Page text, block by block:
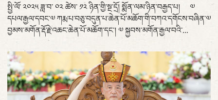
སྤྱི་ལོ་ ༢༠༢༥ ཟླ་བ་ ༠༢ ཚེས་ ༡༢ ཉིན་གྱི་སྔ་དྲོ། སྨོན་ལམ་ཉིན་བརྒྱད་པ། ༧
དཔལ་རྒྱལ་དབང་༧ ཀརྨ་པ་བཅུ་བདུན་པ་ཆེན་པོ་མཆོག་གི་བཀའ་དགོངས་བཞིན་༧
བྱམས་མགོན་རྡོ་རྗེ་འཆང་ཆེན་པོ་མཆོག་དང་། ༧ སྐྱབས་མགོན་རྒྱལ་བའི་...